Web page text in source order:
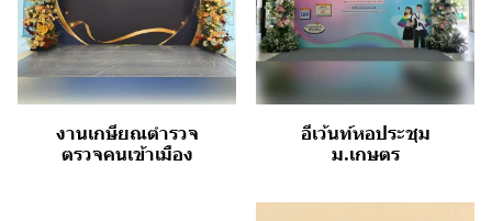
งานเกษียณตำรวจ
ตรวจคนเข้าเมือง
อีเว้นท์หอประชุม
ม.เกษตร